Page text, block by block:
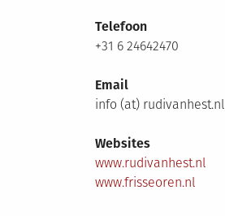
Telefoon
+31 6 24642470
Email
info (at) rudivanhest.nl
Websites
www.rudivanhest.nl
www.frisseoren.nl